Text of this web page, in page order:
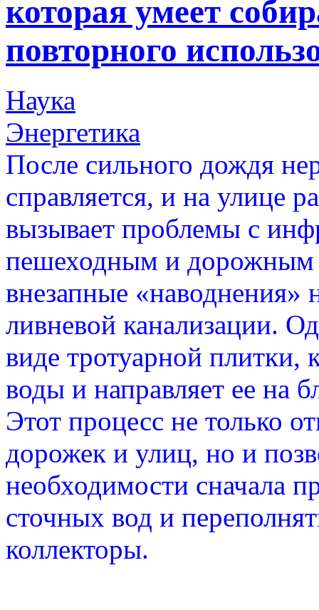
которая умеет
повторного
Наука
Энергетика
После сильного дождя
справляется, и на улице
вызывает проблемы с
пешеходным и дорожным
внезапные «наводнения»
ливневой канализации.
виде тротуарной плитки,
воды и направляет ее на
Этот процесс не только
дорожек и улиц, но и
необходимости сначала
сточных вод и
коллекторы.